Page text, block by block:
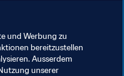
und Werbung zu
bereitzustellen
Ausserdem
unserer